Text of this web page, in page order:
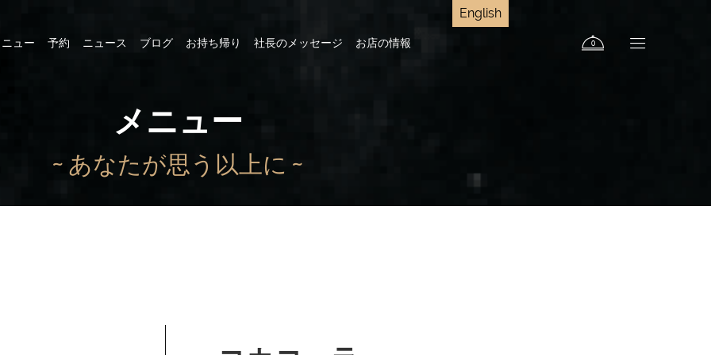
English
ュー 予約 ニュース ブログ お持ち帰り 社長のメッセージ お店の情報 0
メニュー
~ あなたが思う以上に ~